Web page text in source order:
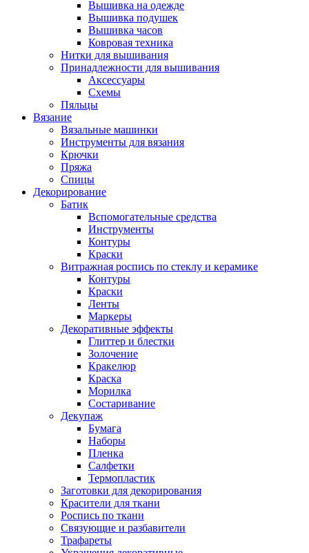
Вышивка на одежде
Вышивка подушек
Вышивка часов
Ковровая техника
Нитки для вышивания
Принадлежности для вышивания
Аксессуары
Схемы
Пяльцы
Вязание
Вязальные машинки
Инструменты для вязания
Крючки
Пряжа
Спицы
Декорирование
Батик
Вспомогательные средства
Инструменты
Контуры
Краски
Витражная роспись по стеклу и керамике
Контуры
Краски
Ленты
Маркеры
Декоративные эффекты
Глиттер и блестки
Золочение
Кракелюр
Краска
Морилка
Состаривание
Декупаж
Бумага
Наборы
Пленка
Салфетки
Термопластик
Заготовки для декорирования
Красители для ткани
Роспись по ткани
Связующие и разбавители
Трафареты